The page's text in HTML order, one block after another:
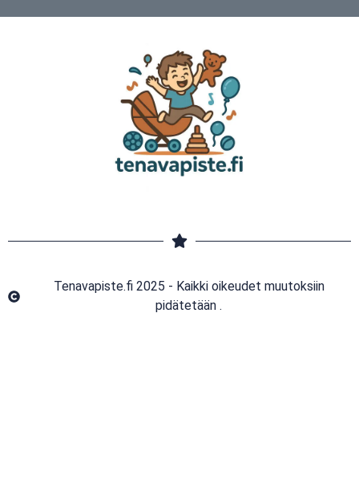
Tenavapiste.fi 2025 - Kaikki oikeudet muutoksiin
pidätetään .